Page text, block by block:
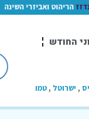
הריהוט ואביזרי השינה
החודש
, ישרוטל ,טמו